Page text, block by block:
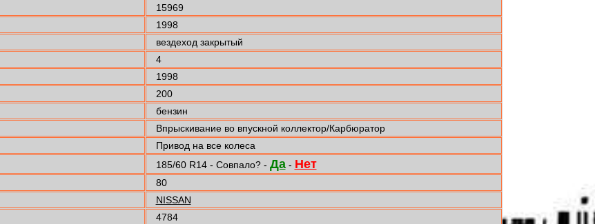
15969
1998
вездеход закрытый
4
1998
200
бензин
Впрыскивание во впускной коллектор/Карбюратор
Привод на все колеса
185/60 R14 - Совпало? - Да- Нет
80
NISSAN
4784